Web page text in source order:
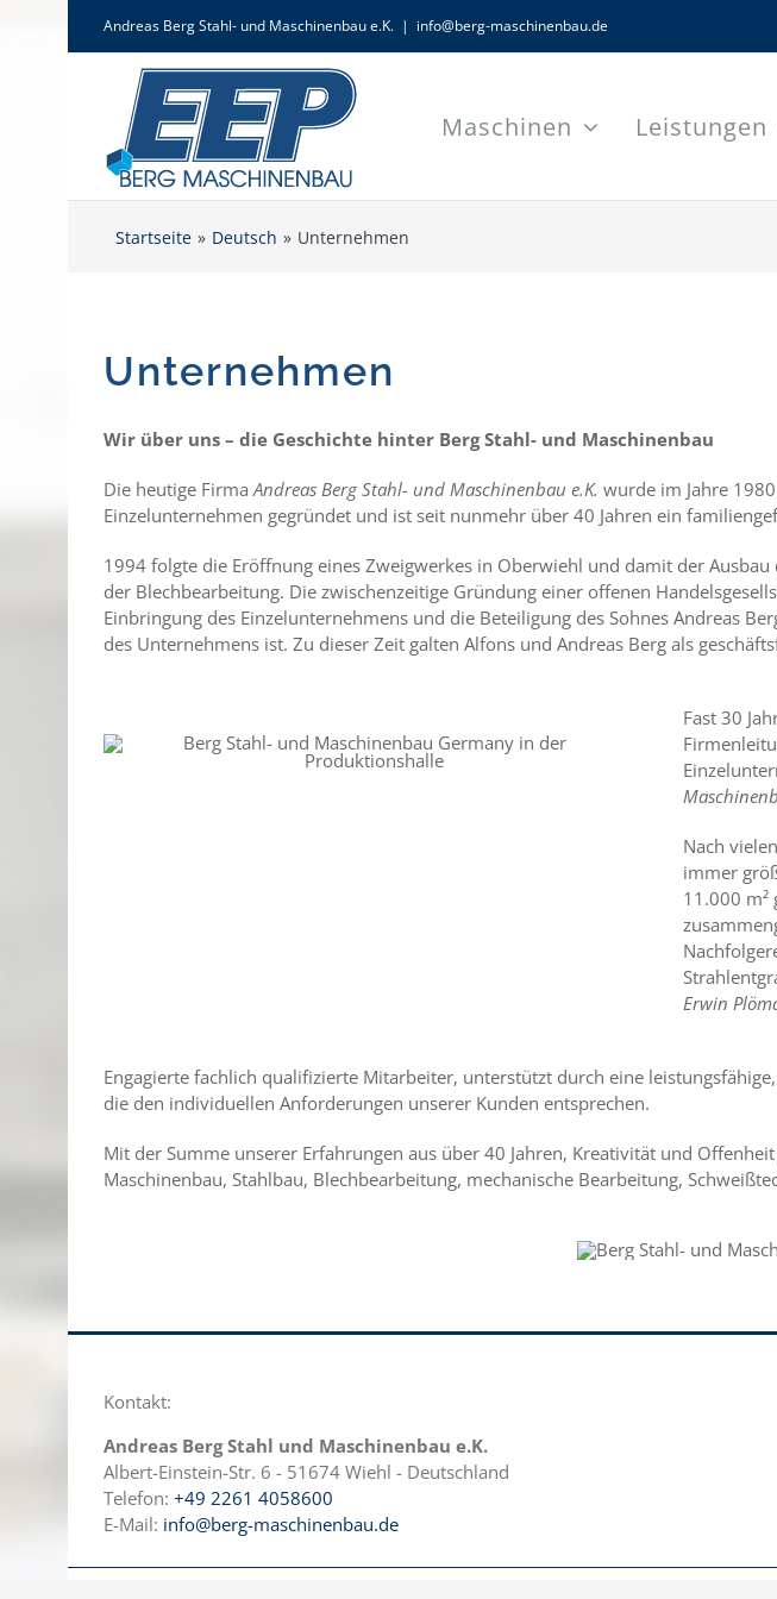
Andreas Berg Stahl- und Maschinenbau e.K. | info@berg-maschinenbau.de
Maschinen Leistungen
Startseite Deutsch Unternehmen
Unternehmen
Wir über uns – die Geschichte hinter Berg Stahl- und Maschinenbau
Die heutige FirmaAndreas Berg Stahl- und Maschinenbau e.K. wurde im Jahre
Einzelunternehmen gegründet und ist seit nunmehr über 40 Jahren ein
1994 folgte die Eröffnung eines Zweigwerkes in Oberwiehl und damit der Ausbau
der Blechbearbeitung. Die zwischenzeitige Gründung einer offenen
Einbringung des Einzelunternehmens und die Beteiligung des Sohnes Andreas
des Unternehmens ist. Zu dieser Zeit galten Alfons und Andreas Berg als
Fast 30
Nach
immer
11.000 m²
Erwin
Engagierte fachlich qualifizierte Mitarbeiter, unterstützt durch eine
die den individuellen Anforderungen unserer Kunden entsprechen.
Mit der Summe unserer Erfahrungen aus über 40 Jahren, Kreativität und
Maschinenbau, Stahlbau, Blechbearbeitung, mechanische Bearbeitung,
Kontakt:
Andreas Berg Stahl und Maschinenbau e.K.
Albert-Einstein-Str. 6 - 51674 Wiehl - Deutschland
Telefon: +49 2261 4058600
E-Mail: info@berg-maschinenbau.de